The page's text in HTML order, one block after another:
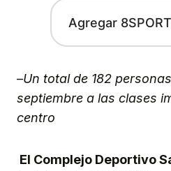
Agregar
–Un total de 182
septiembre a las clases
centro
El Complejo Deportivo